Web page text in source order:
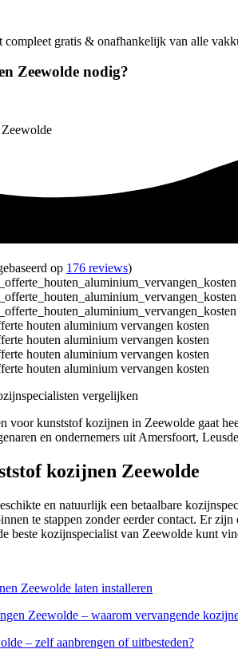
compleet gratis & onafhankelijk van alle
Zeewolde nodig?
op 176 reviews)
voor kunststof kozijnen in Zeewolde gaat
en ondernemers uit Amersfoort,
kozijnen Zeewolde
en natuurlijk een betaalbare
te stappen zonder eerder contact. Er
beste kozijnspecialist van Zeewolde kunt
Zeewolde laten installeren
Zeewolde – waarom vervangende
– zelf aanbrengen of uitbesteden?